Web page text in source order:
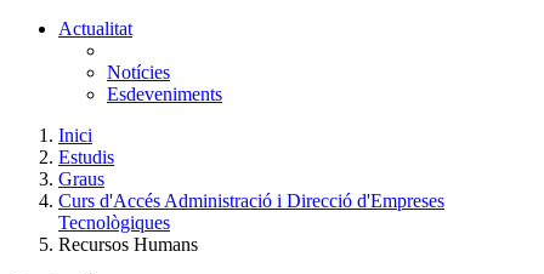
Actualitat
Notícies
Esdeveniments
Inici
Estudis
Graus
Curs d'Accés Administració i Direcció d'Empreses
Tecnològiques
Recursos Humans